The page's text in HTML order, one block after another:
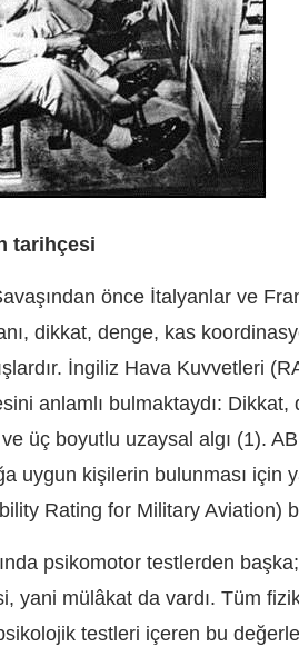
tarihçesi
önce İtalyanlar ve
dikkat, denge, kas
İngiliz Hava Kuvvetleri
anlamlı bulmaktaydı: Dikkat,
üç boyutlu uzaysal algı (1).
uygun kişilerin bulunması için
Rating for Military Aviation)
psikomotor testlerden
yani mülâkat da vardı. Tüm
testleri içeren bu